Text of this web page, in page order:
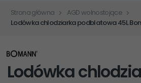
Strona główna
AGD wolnostojące
Lodówka chlodziarka podblatowa 45L
Lodówka